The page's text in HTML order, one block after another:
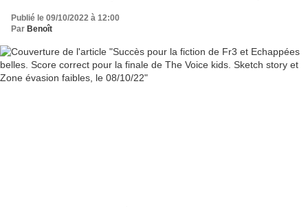
Publié le 09/10/2022 à 12:00
Par Benoît